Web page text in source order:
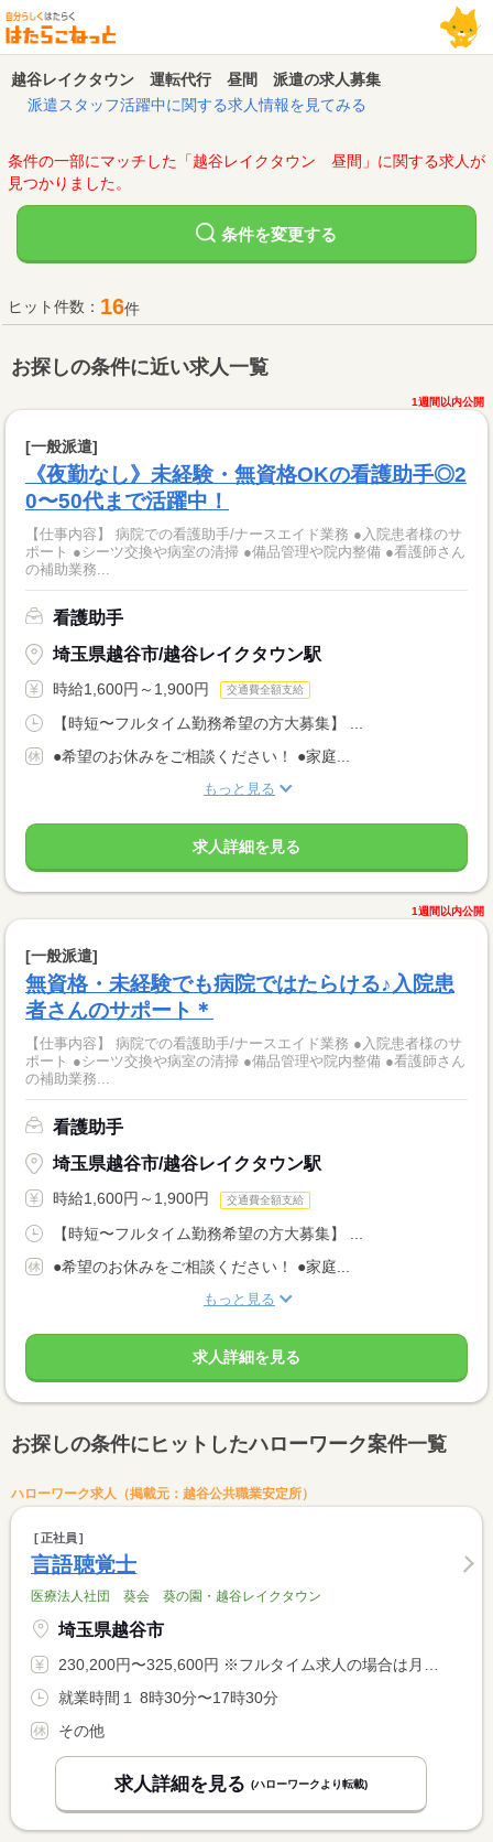
越谷レイクタウン 運転代行 昼間 派遣の求人募集
派遣スタッフ活躍中に関する求人情報を見てみる
条件の一部にマッチした「越谷レイクタウン 昼間」に関する求人が
見つかりました。
条件を変更する
ヒット件数： 16件
お探しの条件に近い求人一覧
1週間以内公開
[一般派遣]
《夜勤なし》未経験・無資格OKの看護助手◎2
0〜50代まで活躍中！
【仕事内容】 病院での看護助手/ナースエイド業務 ●入院患者様のサ
ポート ●シーツ交換や病室の清掃 ●備品管理や院内整備 ●看護師さん
の補助業務...
看護助手
埼玉県越谷市/越谷レイクタウン駅
時給1,600円～1,900円 交通費全額支給
【時短〜フルタイム勤務希望の方大募集】 ...
●希望のお休みをご相談ください！ ●家庭...
もっと見る
求人詳細を見る
1週間以内公開
[一般派遣]
無資格・未経験でも病院ではたらける♪入院患
者さんのサポート＊
【仕事内容】 病院での看護助手/ナースエイド業務 ●入院患者様のサ
ポート ●シーツ交換や病室の清掃 ●備品管理や院内整備 ●看護師さん
の補助業務...
看護助手
埼玉県越谷市/越谷レイクタウン駅
時給1,600円～1,900円 交通費全額支給
【時短〜フルタイム勤務希望の方大募集】 ...
●希望のお休みをご相談ください！ ●家庭...
もっと見る
求人詳細を見る
お探しの条件にヒットしたハローワーク案件一覧
ハローワーク求人（掲載元：越谷公共職業安定所）
正社員
言語聴覚士
医療法人社団 葵会 葵の園・越谷レイクタウン
埼玉県越谷市
230,200円〜325,600円 ※フルタイム求人の場合は月額（換算額）、パート求人の場合は時間額を表示しています。
就業時間１ 8時30分〜17時30分
その他
求人詳細を見る (ハローワークより転載)